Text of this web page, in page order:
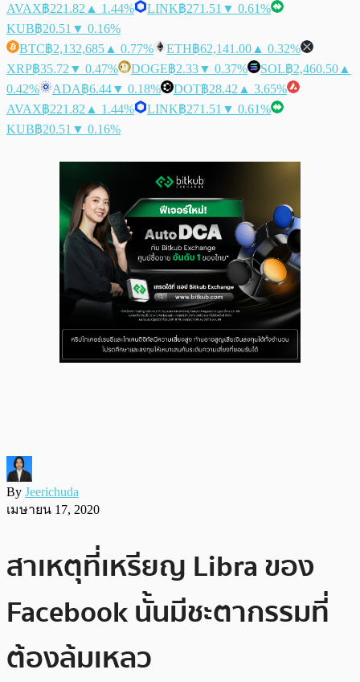
AVAX฿221.82 ▲ 1.44% LINK฿271.51 ▼ 0.61%
KUB฿20.51 ▼ 0.16%
BTC฿2,132,685 ▲ 0.77% ETH฿62,141.00 ▲ 0.32%
XRP฿35.72 ▼ 0.47% DOGE฿2.33▼ 0.37% SOL฿2,460.50 ▲
0.42%
ADA฿6.44▼ 0.18% DOT฿28.42 ▲ 3.65%
AVAX฿221.82 ▲ 1.44% LINK฿271.51 ▼ 0.61%
KUB฿20.51 ▼ 0.16%
By Jeerichuda
เมษายน 17, 2020
สาเหตุที่เหรียญ Libra ของ
Facebook นั้นมีชะตากรรมที่
ต้องล้มเหลว